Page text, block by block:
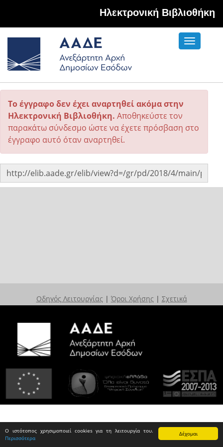
Δέχομαι
Ο ιστότοπος χρησιμοποιεί cookies για τη λειτουργία του.
Περισσότερα
Hλεκτρονική Βιβλιοθήκη
Toggle
Το έγγραφο δεν έχει αναρτηθεί ακόμα στην
Ηλεκτρονική Βιβλιοθήκη. Αποθηκεύστε τον
παρακάτω σύνδεσμο ώστε να έχετε πρόσβαση στο
έγγραφο αυτό όταν αναρτηθεί.
Οδηγός Λειτουργίας | Όροι Χρήσης | Σχετικά